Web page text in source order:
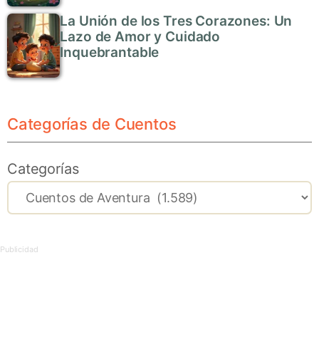
La Unión de los Tres Corazones: Un
Lazo de Amor y Cuidado
Inquebrantable
Categorías de Cuentos
Categorías